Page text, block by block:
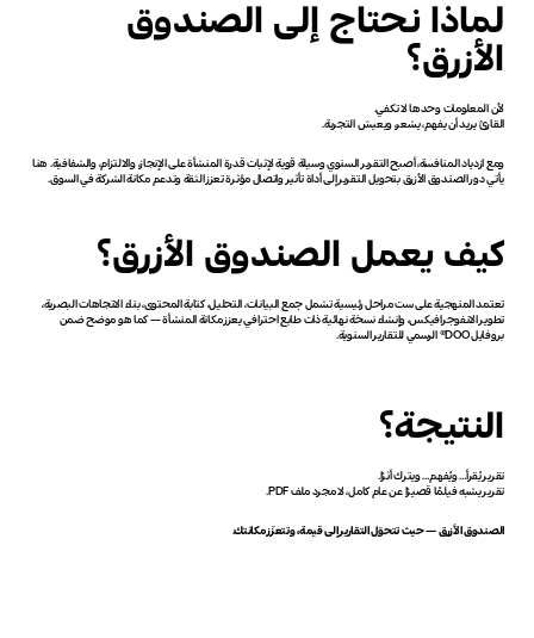
الأزرق؟
لأن المعلومات وحدها لا تكفي.
القارئ يريد أن يفهم، يشعر، ويعيش التجربة.
ومع ازدياد المنافسة، أصبح التقرير السنوي وسيلة قوية لإثبات قدرة المنشأة على الإنجاز، والالتزام، والشفافية. هنا
يأتي دور الصندوق الأزرق بتحويل التقرير إلى أداة تأثير واتصال مؤثرة تعزز الثقة وتدعم مكانة الشركة في السوق.
كيف يعمل الصندوق الأزرق؟
بروفايل DOO® الرسمي للتقارير السنوية.
النتيجة؟
تقرير يُقرأ… ويُفهم… ويترك أثرًا.
تقرير يشبه فيلمًا قصيرًا عن عام كامل، لا مجرد ملف PDF.
الصندوق الأزرق — حيث تتحوّل التقارير إلى قيمة، وتتعزّز مكانتك.